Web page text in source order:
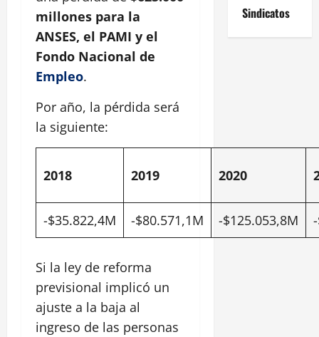
millones para la
ANSES, el PAMI y el
Fondo Nacional de
Empleo.
Por año, la pérdida será
la siguiente:
2018 2019 2020
-$35.822,4M -$80.571,1M -$125.053,8M
Si la ley de reforma
previsional implicó un
ajuste a la baja al
ingreso de las personas
Sindicatos